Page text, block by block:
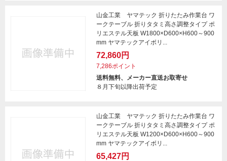
山金工業 ヤマテック 折りたたみ作業台 ワ
ークテーブル 折りタタミ高さ調整タイプ ポ
リエステル天板 W1800×D600×H600～900
mm ヤマテックアイボリ...
72,860円
7,286ポイント
送料無料、メーカー直送お取寄せ
８月下旬以降出荷予定
山金工業 ヤマテック 折りたたみ作業台 ワ
ークテーブル 折りタタミ高さ調整タイプ ポ
リエステル天板 W1200×D600×H600～900
mm ヤマテックアイボリ...
65,427円